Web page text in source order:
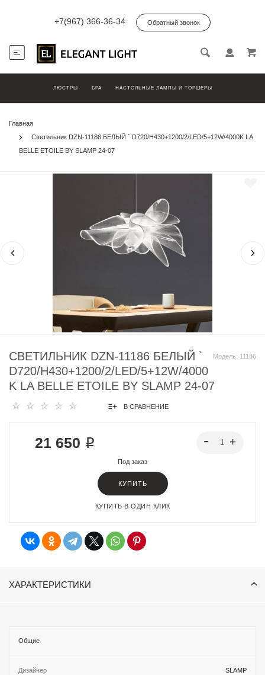
+7(967) 366-36-34 Обратный звонок
ЛЮСТРЫ БРА НАСТОЛЬНЫЕ ЛАМПЫ И ТОРШЕРЫ
Главная
Светильник DZN-11186 БЕЛЫЙ ` D720/H430+1200/2/LED/5+12W/4000K LA
BELLE ETOILE BY SLAMP 24-07
Модель: 11186
СВЕТИЛЬНИК DZN-11186 БЕЛЫЙ `
D720/H430+1200/2/LED/5+12W/4000
K LA BELLE ETOILE BY SLAMP 24-07
В СРАВНЕНИЕ
21 650 ₽
Под заказ
КУПИТЬ
КУПИТЬ В ОДИН КЛИК
ХАРАКТЕРИСТИКИ
Общие
Дизайнер SLAMP